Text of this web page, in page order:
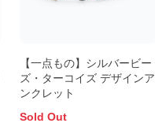
【一点もの】シルバービー
ズ・ターコイズ デザインア
ンクレット
Sold Out